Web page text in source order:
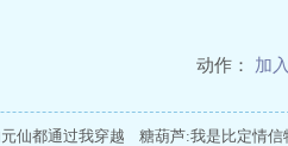
动作： 加
仙都通过我穿越 糖葫芦:我是比定情